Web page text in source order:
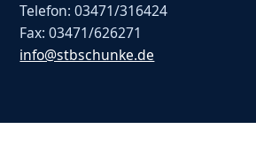
Telefon: 03471/316424
Fax: 03471/626271
info@stbschunke.de